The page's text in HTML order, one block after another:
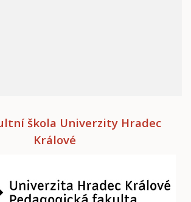
škola Univerzity Hradec
Králové